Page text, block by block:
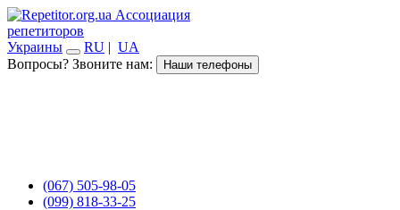
Ассоциация
репетиторов
Украины
RU | UA
Вопросы? Звоните нам:
Наши телефоны
(067) 505-98-05
(099) 818-33-25